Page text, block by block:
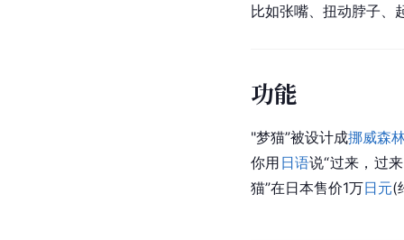
比如张嘴、扭动脖子、
功能
"梦猫”被设计成挪威森
你用 日语说“过来，过
猫”在日本售价1万日元(